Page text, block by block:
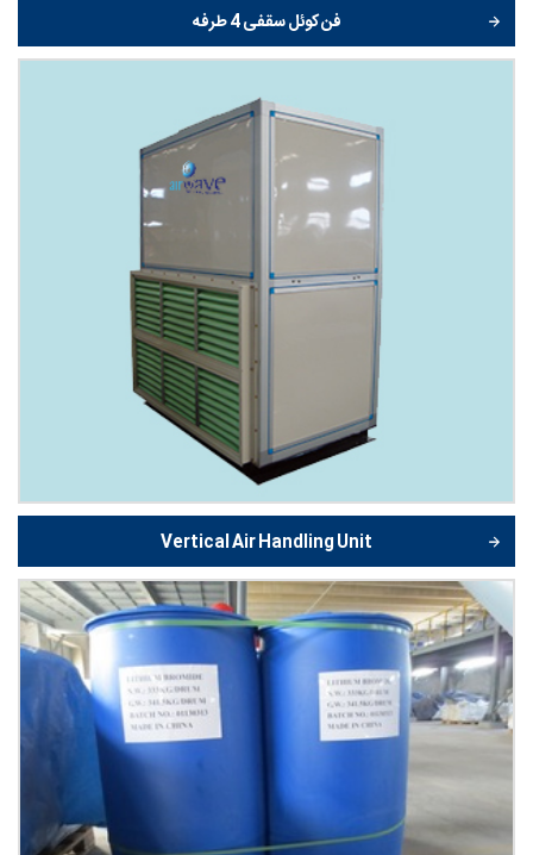
فن کوئل سقفی 4 طرفه
Vertical Air Handling Unit